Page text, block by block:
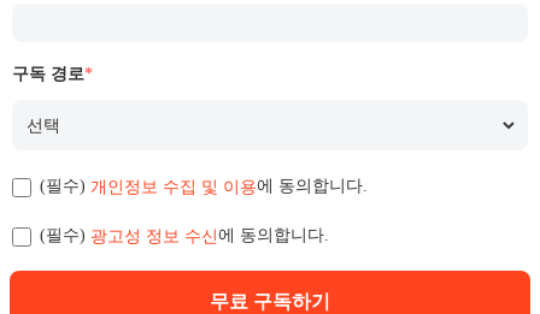
구독 경로*
(필수) 개인정보 수집 및 이용에 동의합니다.
(필수) 광고성 정보 수신에 동의합니다.
무료 구독하기